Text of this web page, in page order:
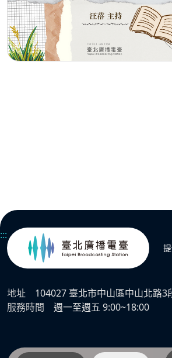
:::
地址 104027 臺北市中山區中山北路3
服務時間
週一至週五 9:00~18:00